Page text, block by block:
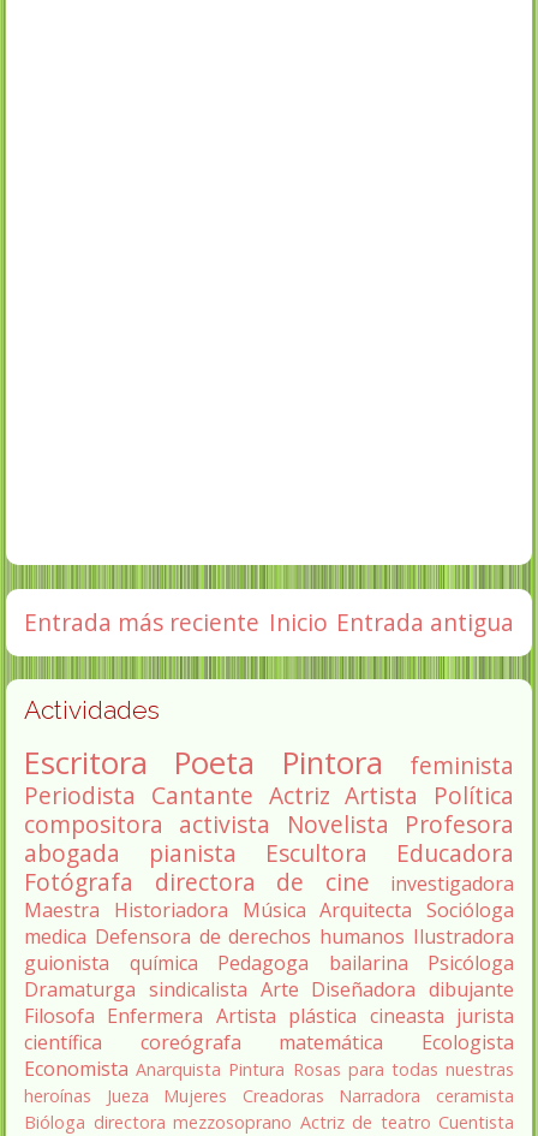
Entrada más reciente Entrada antigua
Inicio
Actividades
Escritora Poeta Pintora
feminista
Periodista Cantante Actriz Artista
Política
compositora activista Novelista
Profesora
abogada
pianista Escultora
Educadora
Fotógrafa
directora de cine
investigadora
Maestra
Historiadora Música Arquitecta Socióloga
medica Defensora de derechos humanos Ilustradora
guionista
química Pedagoga bailarina
Psicóloga
Dramaturga sindicalista Arte Diseñadora dibujante
Filosofa Enfermera Artista plástica cineasta jurista
científica
coreógrafa matemática
Ecologista
Economista Anarquista Pintura Rosas para todas nuestras
heroínas
Jueza Mujeres Creadoras Narradora
ceramista
Bióloga directora mezzosoprano Actriz de teatro Cuentista